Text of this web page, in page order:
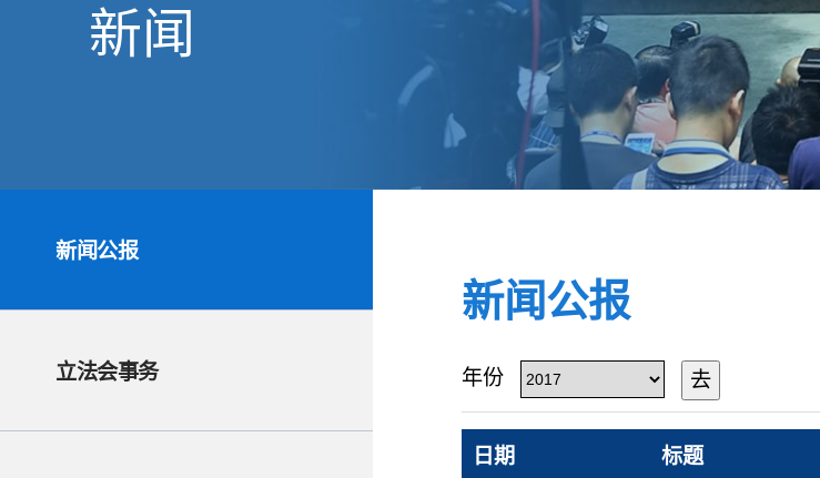
新闻
新闻公报
立法会事务
新闻公报
年份 去
日期 标题